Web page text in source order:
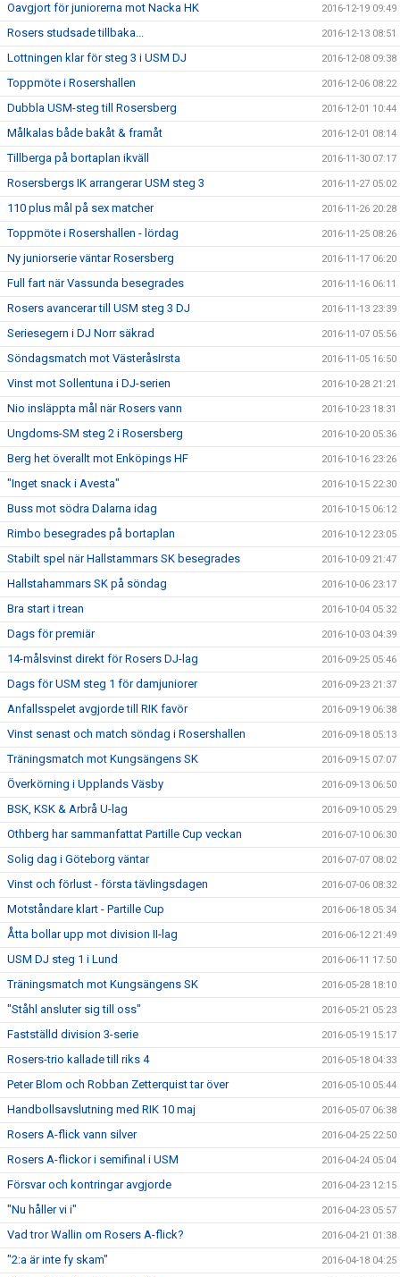
Oavgjort för juniorerna mot Nacka HK 2016-12-19 09:49
Rosers studsade tillbaka... 2016-12-13 08:51
Lottningen klar för steg 3 i USM DJ 2016-12-08 09:38
Toppmöte i Rosershallen 2016-12-06 08:22
Dubbla USM-steg till Rosersberg 2016-12-01 10:44
Målkalas både bakåt & framåt 2016-12-01 08:14
Tillberga på bortaplan ikväll 2016-11-30 07:17
Rosersbergs IK arrangerar USM steg 3 2016-11-27 05:02
110 plus mål på sex matcher 2016-11-26 20:28
Toppmöte i Rosershallen - lördag 2016-11-25 08:26
Ny juniorserie väntar Rosersberg 2016-11-17 06:20
Full fart när Vassunda besegrades 2016-11-16 06:11
Rosers avancerar till USM steg 3 DJ 2016-11-13 23:39
Seriesegern i DJ Norr säkrad 2016-11-07 05:56
Söndagsmatch mot VästeråsIrsta 2016-11-05 16:50
Vinst mot Sollentuna i DJ-serien 2016-10-28 21:21
Nio insläppta mål när Rosers vann 2016-10-23 18:31
Ungdoms-SM steg 2 i Rosersberg 2016-10-20 05:36
Berg het överallt mot Enköpings HF 2016-10-16 23:26
"Inget snack i Avesta" 2016-10-15 22:30
Buss mot södra Dalarna idag 2016-10-15 06:12
Rimbo besegrades på bortaplan 2016-10-12 23:05
Stabilt spel när Hallstammars SK besegrades 2016-10-09 21:47
Hallstahammars SK på söndag 2016-10-06 23:17
Bra start i trean 2016-10-04 05:32
Dags för premiär 2016-10-03 04:39
14-målsvinst direkt för Rosers DJ-lag 2016-09-25 05:46
Dags för USM steg 1 för damjuniorer 2016-09-23 21:37
Anfallsspelet avgjorde till RIK favör 2016-09-19 06:38
Vinst senast och match söndag i Rosershallen 2016-09-18 05:13
Träningsmatch mot Kungsängens SK 2016-09-15 07:07
Överkörning i Upplands Väsby 2016-09-13 06:50
BSK, KSK & Arbrå U-lag 2016-09-10 05:29
Othberg har sammanfattat Partille Cup veckan 2016-07-10 06:30
Solig dag i Göteborg väntar 2016-07-07 08:02
Vinst och förlust - första tävlingsdagen 2016-07-06 08:32
Motståndare klart - Partille Cup 2016-06-18 05:34
Åtta bollar upp mot division II-lag 2016-06-12 21:49
USM DJ steg 1 i Lund 2016-06-11 17:50
Träningsmatch mot Kungsängens SK 2016-05-28 18:10
"Ståhl ansluter sig till oss" 2016-05-21 05:23
Fastställd division 3-serie 2016-05-19 15:17
Rosers-trio kallade till riks 4 2016-05-18 04:33
Peter Blom och Robban Zetterquist tar över 2016-05-10 05:44
Handbollsavslutning med RIK 10 maj 2016-05-07 06:38
Rosers A-flick vann silver 2016-04-25 22:50
Rosers A-flickor i semifinal i USM 2016-04-24 05:04
Försvar och kontringar avgjorde 2016-04-23 12:15
"Nu håller vi i" 2016-04-23 05:57
Vad tror Wallin om Rosers A-flick? 2016-04-21 01:38
"2:a är inte fy skam" 2016-04-18 04:25